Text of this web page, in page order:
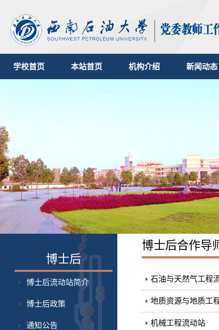
学校首页 本站首页 机构介绍 新闻动态
博士后
博士后流动站简介
博士后政策
通知公告
博士后合作导
石油与天然气工程
地质资源与地质工
机械工程流动站